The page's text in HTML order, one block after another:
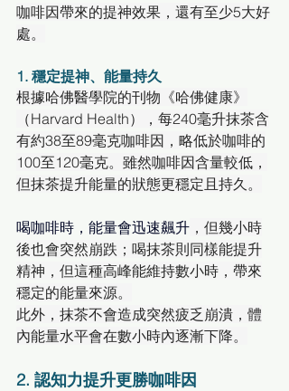
咖啡因帶來的提神效果，還有至少5大好
處。
1. 穩定提神、能量持久
根據哈佛醫學院的刊物《哈佛健康》
（Harvard Health），每240毫升抹茶含
有約38至89毫克咖啡因，略低於咖啡的
100至120毫克。雖然咖啡因含量較低，
但抹茶提升能量的狀態更穩定且持久。
喝咖啡時，能量會迅速飆升 ，但幾小時
後也會突然崩跌；喝抹茶則同樣能提升
精神，但這種高峰能維持數小時，帶來
穩定的能量來源。
此外，抹茶不會造成突然疲乏崩潰，體
內能量水平會在數小時內逐漸下降。
2. 認知力提升更勝咖啡因